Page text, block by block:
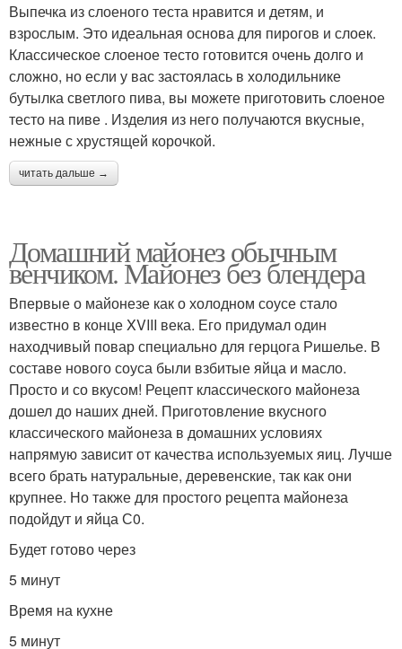
Выпечка из слоеного теста нравится и детям, и
взрослым. Это идеальная основа для пирогов и слоек.
Классическое слоеное тесто готовится очень долго и
сложно, но если у вас застоялась в холодильнике
бутылка светлого пива, вы можете приготовить слоеное
тесто на пиве . Изделия из него получаются вкусные,
нежные с хрустящей корочкой.
читать дальше →
Домашний майонез обычным
венчиком. Майонез без блендера
Впервые о майонезе как о холодном соусе стало
известно в конце XVIII века. Его придумал один
находчивый повар специально для герцога Ришелье. В
составе нового соуса были взбитые яйца и масло.
Просто и со вкусом! Рецепт классического майонеза
дошел до наших дней. Приготовление вкусного
классического майонеза в домашних условиях
напрямую зависит от качества используемых яиц. Лучше
всего брать натуральные, деревенские, так как они
крупнее. Но также для простого рецепта майонеза
подойдут и яйца С0.
Будет готово через
5 минут
Время на кухне
5 минут